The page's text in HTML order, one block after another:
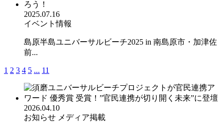
2025.07.16
イベント情報
島原半島ユニバーサルビーチ2025 in 南島原市・加津佐
前...
1 2 3 4 5 ... 11
2026.04.10
お知らせ メディア掲載